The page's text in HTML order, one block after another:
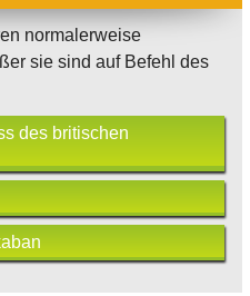
normalerweise
sie sind auf Befehl des
des britischen